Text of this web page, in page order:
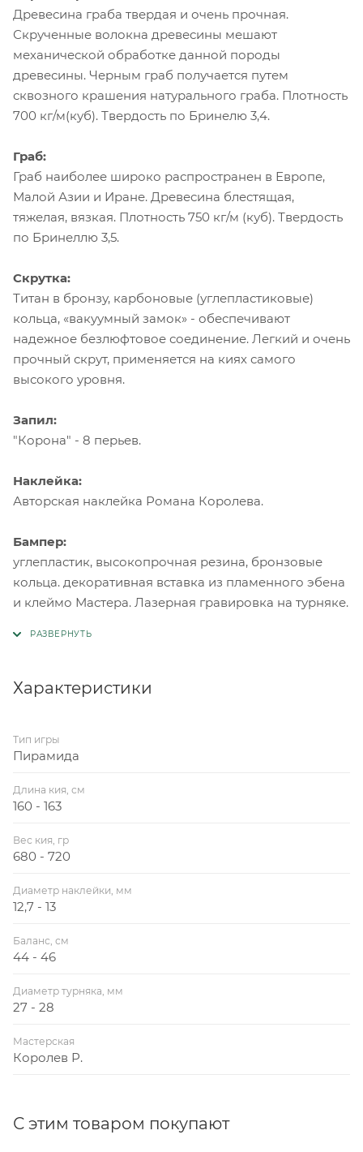
Древесина граба твердая и очень прочная.
Скрученные волокна древесины мешают
механической обработке данной породы
древесины. Черным граб получается путем
сквозного крашения натурального граба. Плотность
700 кг/м(куб). Твердость по Бринелю 3,4.
Граб:
Граб наиболее широко распространен в Европе,
Малой Азии и Иране. Древесина блестящая,
тяжелая, вязкая. Плотность 750 кг/м (куб). Твердость
по Бринеллю 3,5.
Скрутка:
Титан в бронзу, карбоновые (углепластиковые)
кольца, «вакуумный замок» - обеспечивают
надежное безлюфтовое соединение. Легкий и очень
прочный скрут, применяется на киях самого
высокого уровня.
Запил:
"Корона" - 8 перьев.
Наклейка:
Авторская наклейка Романа Королева.
Бампер:
углепластик, высокопрочная резина, бронзовые
кольца. декоративная вставка из пламенного эбена
и клеймо Мастера. Лазерная гравировка на турняке.
Характеристики
Тип игры
Пирамида
Длина кия, см
160 - 163
Вес кия, гр
680 - 720
Диаметр наклейки, мм
12,7 - 13
Баланс, см
44 - 46
Диаметр турняка, мм
27 - 28
Мастерская
Королев Р.
С этим товаром покупают